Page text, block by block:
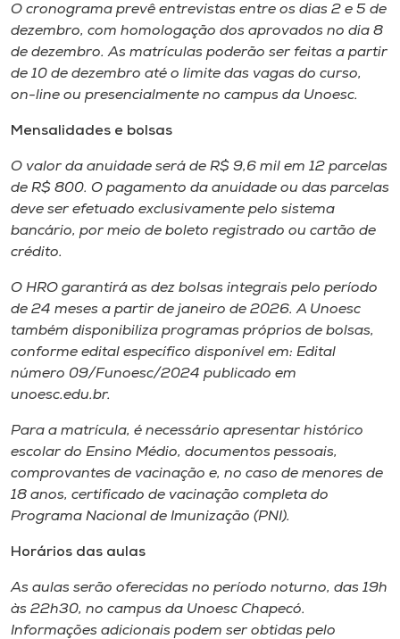
A+
A-
O cronograma prevê entrevistas entre os dias 2 e 5 de
dezembro, com homologação dos aprovados no dia 8
de dezembro. As matrículas poderão ser feitas a partir
de 10 de dezembro até o limite das vagas do curso,
on-line ou presencialmente no campus da Unoesc.
Mensalidades e bolsas
O valor da anuidade será de R$ 9,6 mil em 12 parcelas
de R$ 800. O pagamento da anuidade ou das parcelas
deve ser efetuado exclusivamente pelo sistema
bancário, por meio de boleto registrado ou cartão de
crédito.
O HRO garantirá as dez bolsas integrais pelo período
de 24 meses a partir de janeiro de 2026. A Unoesc
também disponibiliza programas próprios de bolsas,
conforme edital específico disponível em: Edital
número 09/Funoesc/2024 publicado em
unoesc.edu.br.
Para a matrícula, é necessário apresentar histórico
escolar do Ensino Médio, documentos pessoais,
comprovantes de vacinação e, no caso de menores de
18 anos, certificado de vacinação completa do
Programa Nacional de Imunização (PNI).
Horários das aulas
As aulas serão oferecidas no período noturno, das 19h
às 22h30, no campus da Unoesc Chapecó.
Informações adicionais podem ser obtidas pelo